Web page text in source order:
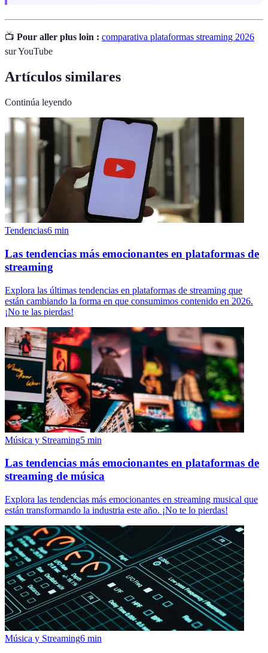
📺 Pour aller plus loin : comparativa plataformas streaming 2026
sur YouTube
Artículos similares
Continúa leyendo
Tendencias6 min
Las tendencias más emocionantes en plataformas de
streaming
Explora las últimas tendencias en plataformas de streaming que
están cambiando la forma en que consumimos contenido en 2026.
¡No te las pierdas!
Música y Streaming5 min
Las tendencias más emocionantes en plataformas de
streaming de música
Explora las tendencias más emocionantes en streaming musical que
están transformando la industria este año. ¡No te lo pierdas!
Música y Streaming6 min